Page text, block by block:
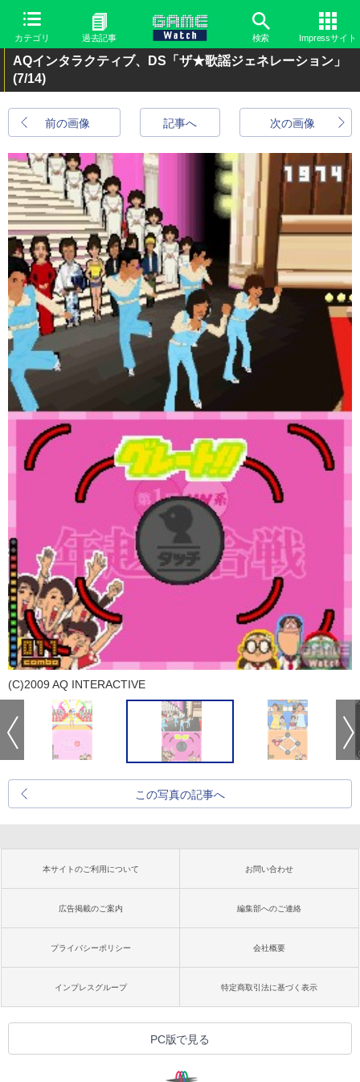
カテゴリ 過去記事 検索 Impressサイト
AQインタラクティブ、DS「ザ★歌謡ジェネレーション」
(7/14)
前の画像 次の画像
記事へ
(C)2009 AQ INTERACTIVE
この写真の記事へ
本サイトのご利用について お問い合わせ
広告掲載のご案内 編集部へのご連絡
プライバシーポリシー 会社概要
インプレスグループ 特定商取引法に基づく表示
PC版で見る